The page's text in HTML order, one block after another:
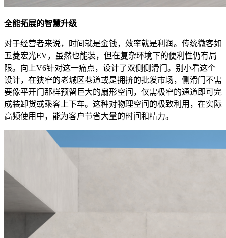
全能拓展的智慧升级
对于经营者来说，时间就是金钱，效率就是利润。传统微客如
五菱宏光EV，虽然也能装，但在复杂环境下的便利性仍有局
限。向上V6针对这一痛点，设计了双侧侧滑门。别小看这个
设计，在狭窄的老城区巷道或是拥挤的批发市场，侧滑门不需
要像平开门那样预留巨大的扇形空间，仅需极窄的通道即可完
成装卸货或乘客上下车。这种对物理空间的极致利用，在实际
高频使用中，能为客户节省大量的时间和精力。